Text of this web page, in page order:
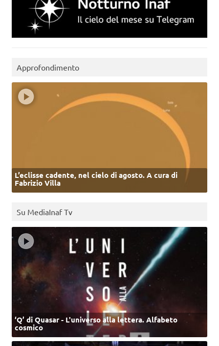
Approfondimento
L’eclisse cadente, nel cielo di agosto. A cura di
Fabrizio Villa
Su MediaInaf Tv
‘Q’ di Quasar - L'universo alla lettera. Alfabeto
cosmico